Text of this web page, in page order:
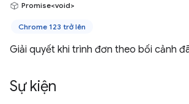
Promise<void>
Chrome 123 trở lên
Giải quyết khi trình đơn theo bối cảnh
Sự kiện